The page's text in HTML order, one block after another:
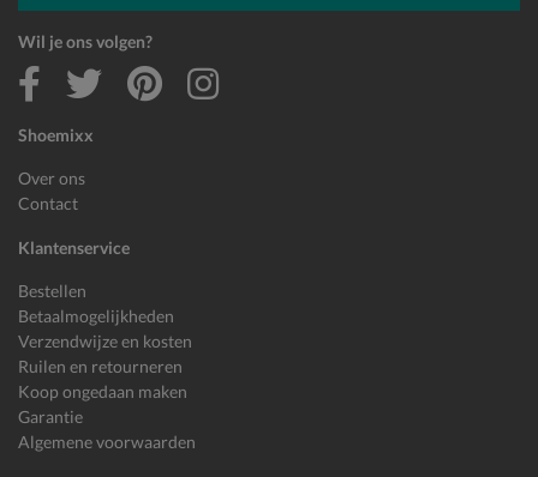
Shoemixx
Over ons
Contact
Klantenservice
Bestellen
Betaalmogelijkheden
Verzendwijze en kosten
Ruilen en retourneren
Koop ongedaan maken
Garantie
Algemene voorwaarden
Wil je ons volgen?